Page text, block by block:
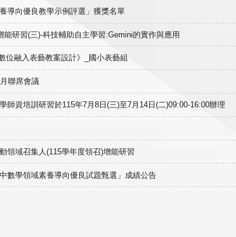
導向優良教學示例評選」獲獎名單
能研習(三)-科技輔助自主學習:Gemini的實作與應用
位融入表藝教案設計》_國小表藝組
聯席會議
師資培訓研習於115年7月8日(三)至7月14日(二)09:00-16:00辦理
領域召集人(115學年度領召)增能研習
數學領域素養導向優良試題甄選」成績公告